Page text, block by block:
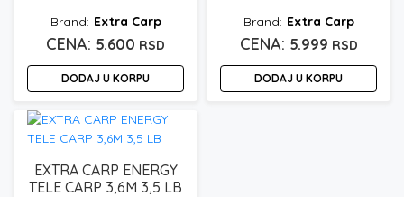
Extra Carp
5.600 RSD
DODAJ U KORPU
Extra Carp
5.999 RSD
DODAJ U KORPU
EXTRA CARP ENERGY
TELE CARP 3,6M 3,5 LB